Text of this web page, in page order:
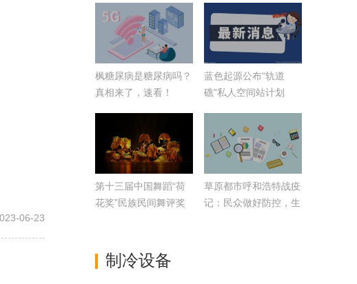
06-23
枫糖尿病是糖尿病吗？
真相来了，速看！
蓝色起源公布“轨道
礁”私人空间站计划
第十三届中国舞蹈“荷
花奖”民族民间舞评奖
草原都市呼和浩特战疫
记：民众做好防控，生
制冷设备